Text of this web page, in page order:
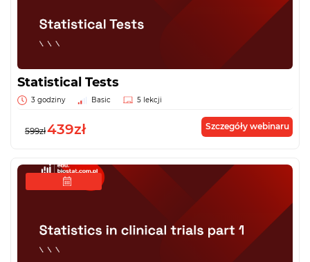
Statistical Tests
3 godziny Basic 5 lekcji
599zł439zł Szczegóły webinaru